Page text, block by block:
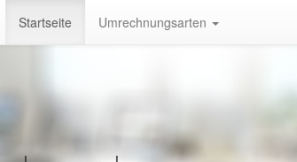
Startseite Umrechnungsarten